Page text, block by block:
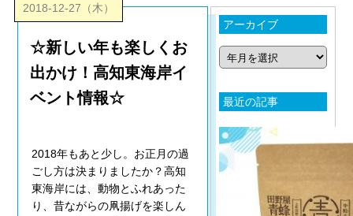
2018-12-27（木）
☆新しい年も楽しくお
出かけ！高知東海岸イ
ベント情報☆
2018年もあと少し。お正月の過
ごし方は決まりましたか？高知
東海岸には、動物とふれあった
り、昔ながらの凧揚げを楽しん
アーカイブ
最近の記事